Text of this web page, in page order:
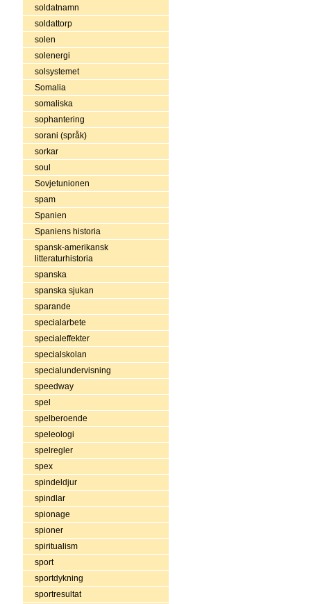
soldatnamn
soldattorp
solen
solenergi
solsystemet
Somalia
somaliska
sophantering
sorani (språk)
sorkar
soul
Sovjetunionen
spam
Spanien
Spaniens historia
spansk-amerikansk
litteraturhistoria
spanska
spanska sjukan
sparande
specialarbete
specialeffekter
specialskolan
specialundervisning
speedway
spel
spelberoende
speleologi
spelregler
spex
spindeldjur
spindlar
spionage
spioner
spiritualism
sport
sportdykning
sportresultat